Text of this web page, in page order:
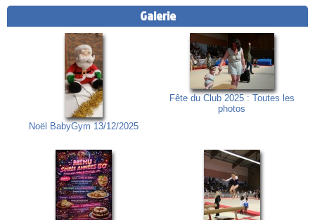
Galerie
Noël BabyGym 13/12/2025
Fête du Club 2025 : Toutes les
photos